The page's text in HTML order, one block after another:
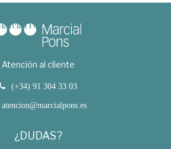
Atención al cliente
(+34) 91 304 33 03
atencion@marcialpons.es
¿DUDAS?